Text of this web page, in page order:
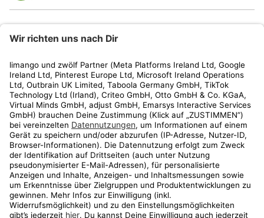
Kundenservice
Shop
Aktionen
Travel